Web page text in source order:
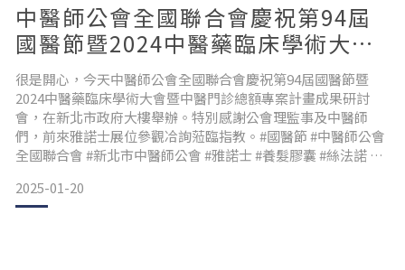
中醫師公會全國聯合會慶祝第94屆
國醫節暨2024中醫藥臨床學術大會
暨中醫門診總額專案計畫成果研討
會
很是開心，今天中醫師公會全國聯合會慶祝第94屆國醫節暨
2024中醫藥臨床學術大會暨中醫門診總額專案計畫成果研討
會，在新北市政府大樓舉辦。特別感謝公會理監事及中醫師
們，前來雅諾士展位參觀冾詢蒞臨指教。#國醫節 #中醫師公會
全國聯合會 #新北市中醫師公會 #雅諾士 #養髮膠囊 #絲法諾 #
2025-01-20